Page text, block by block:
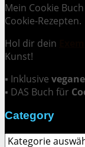
Mein Cookie
Cookie-Rezepten.
Hol dir dein
Kunst!
▪ Inklusive
▪ DAS Buch für
Category
Category